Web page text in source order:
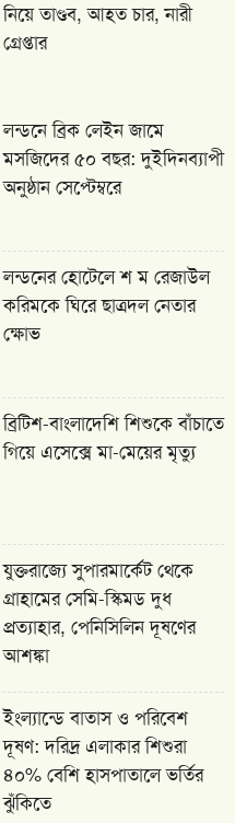
নিয়ে তাণ্ডব, আহত চার, নারী
গ্রেপ্তার
লন্ডনে ব্রিক লেইন জামে
মসজিদের ৫০ বছর: দুইদিনব্যাপী
অনুষ্ঠান সেপ্টেম্বরে
লন্ডনের হোটেলে শ ম রেজাউল
করিমকে ঘিরে ছাত্রদল নেতার
ক্ষোভ
ব্রিটিশ-বাংলাদেশি শিশুকে বাঁচাতে
গিয়ে এসেক্সে মা-মেয়ের মৃত্যু
যুক্তরাজ্যে সুপারমার্কেট থেকে
গ্রাহামের সেমি-স্কিমড দুধ
প্রত্যাহার, পেনিসিলিন দূষণের
আশঙ্কা
ইংল্যান্ডে বাতাস ও পরিবেশ
দূষণ: দরিদ্র এলাকার শিশুরা
৪০% বেশি হাসপাতালে ভর্তির
ঝুঁকিতে